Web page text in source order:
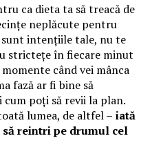
ca dieta ta să treacă de
neplăcute pentru
intențiile tale, nu te
strictețe în fiecare minut
când vei mânca
fază ar fi bine să
poți să revii la plan.
lumea, de altfel – iată
reintri pe drumul cel